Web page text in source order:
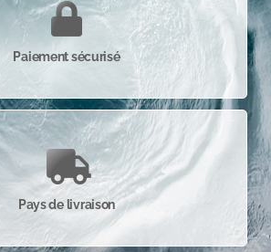
Paiement sécurisé
Pays de livraison